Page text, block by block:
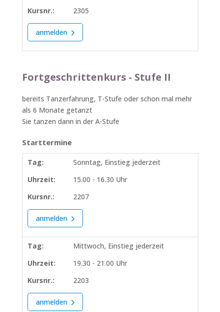
Kursnr.:
2305
anmelden
Fortgeschrittenkurs - Stufe II
bereits Tanzerfahrung, T-Stufe oder schon mal mehr
als 6 Monate getanzt
Sie tanzen dann in der A-Stufe
Starttermine
Tag:
Sonntag, Einstieg jederzeit
Uhrzeit:
15.00 - 16.30 Uhr
Kursnr.:
2207
anmelden
Tag:
Mittwoch, Einstieg jederzeit
Uhrzeit:
19.30 - 21.00 Uhr
Kursnr.:
2203
anmelden